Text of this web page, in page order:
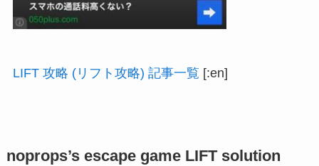
LIFT 攻略 (リフト攻略) 記事一覧 [:en]
noprops’s escape game LIFT solution